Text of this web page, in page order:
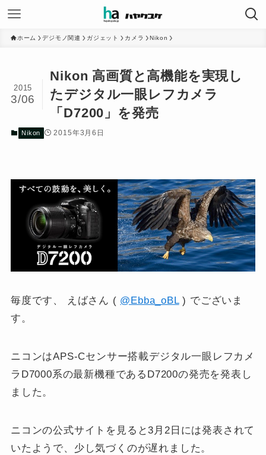
ホーム デジモノ関連 ガジェット カメラ Nikon
Nikon 高画質と高機能を実現し
たデジタル一眼レフカメラ
「D7200」を発売
2015
3/06
Nikon 2015年3月6日
毎度です、 えばさん ( @Ebba_oBL) でございま
す。
ニコンはAPS-Cセンサー搭載デジタル一眼レフカメ
ラD7000系の最新機種であるD7200の発売を発表し
ました。
ニコンの公式サイトを見ると3月2日には発表されて
いたようで、少し気づくのが遅れました。